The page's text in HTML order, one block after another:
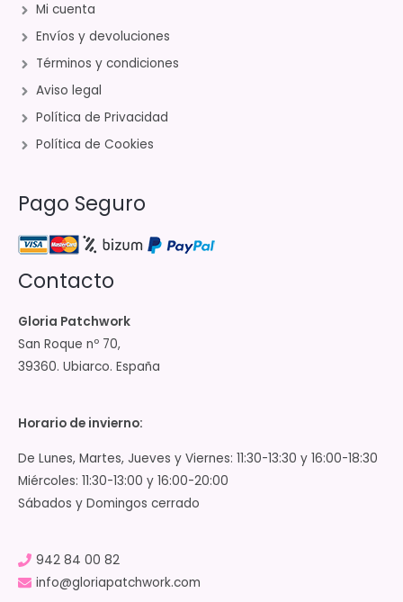
Mi cuenta
Envíos y devoluciones
Términos y condiciones
Aviso legal
Política de Privacidad
Política de Cookies
Pago Seguro
Contacto
Gloria Patchwork
San Roque nº 70,
39360. Ubiarco. España
Horario de invierno:
De Lunes, Martes, Jueves y Viernes: 11:30-13:30 y 16:00-18:30
Miércoles: 11:30-13:00 y 16:00-20:00
Sábados y Domingos cerrado
942 84 00 82
info@gloriapatchwork.com